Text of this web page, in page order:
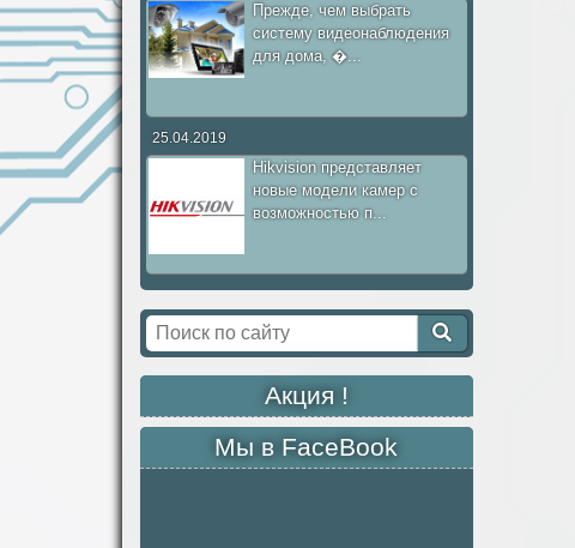
Прежде, чем выбрать
систему видеонаблюдения
для дома, �...
25.04.2019
Hikvision представляет
новые модели камер с
возможностью п...
Акция !
Мы в FaceBook